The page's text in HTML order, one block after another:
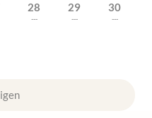
28
---
29
---
30
---